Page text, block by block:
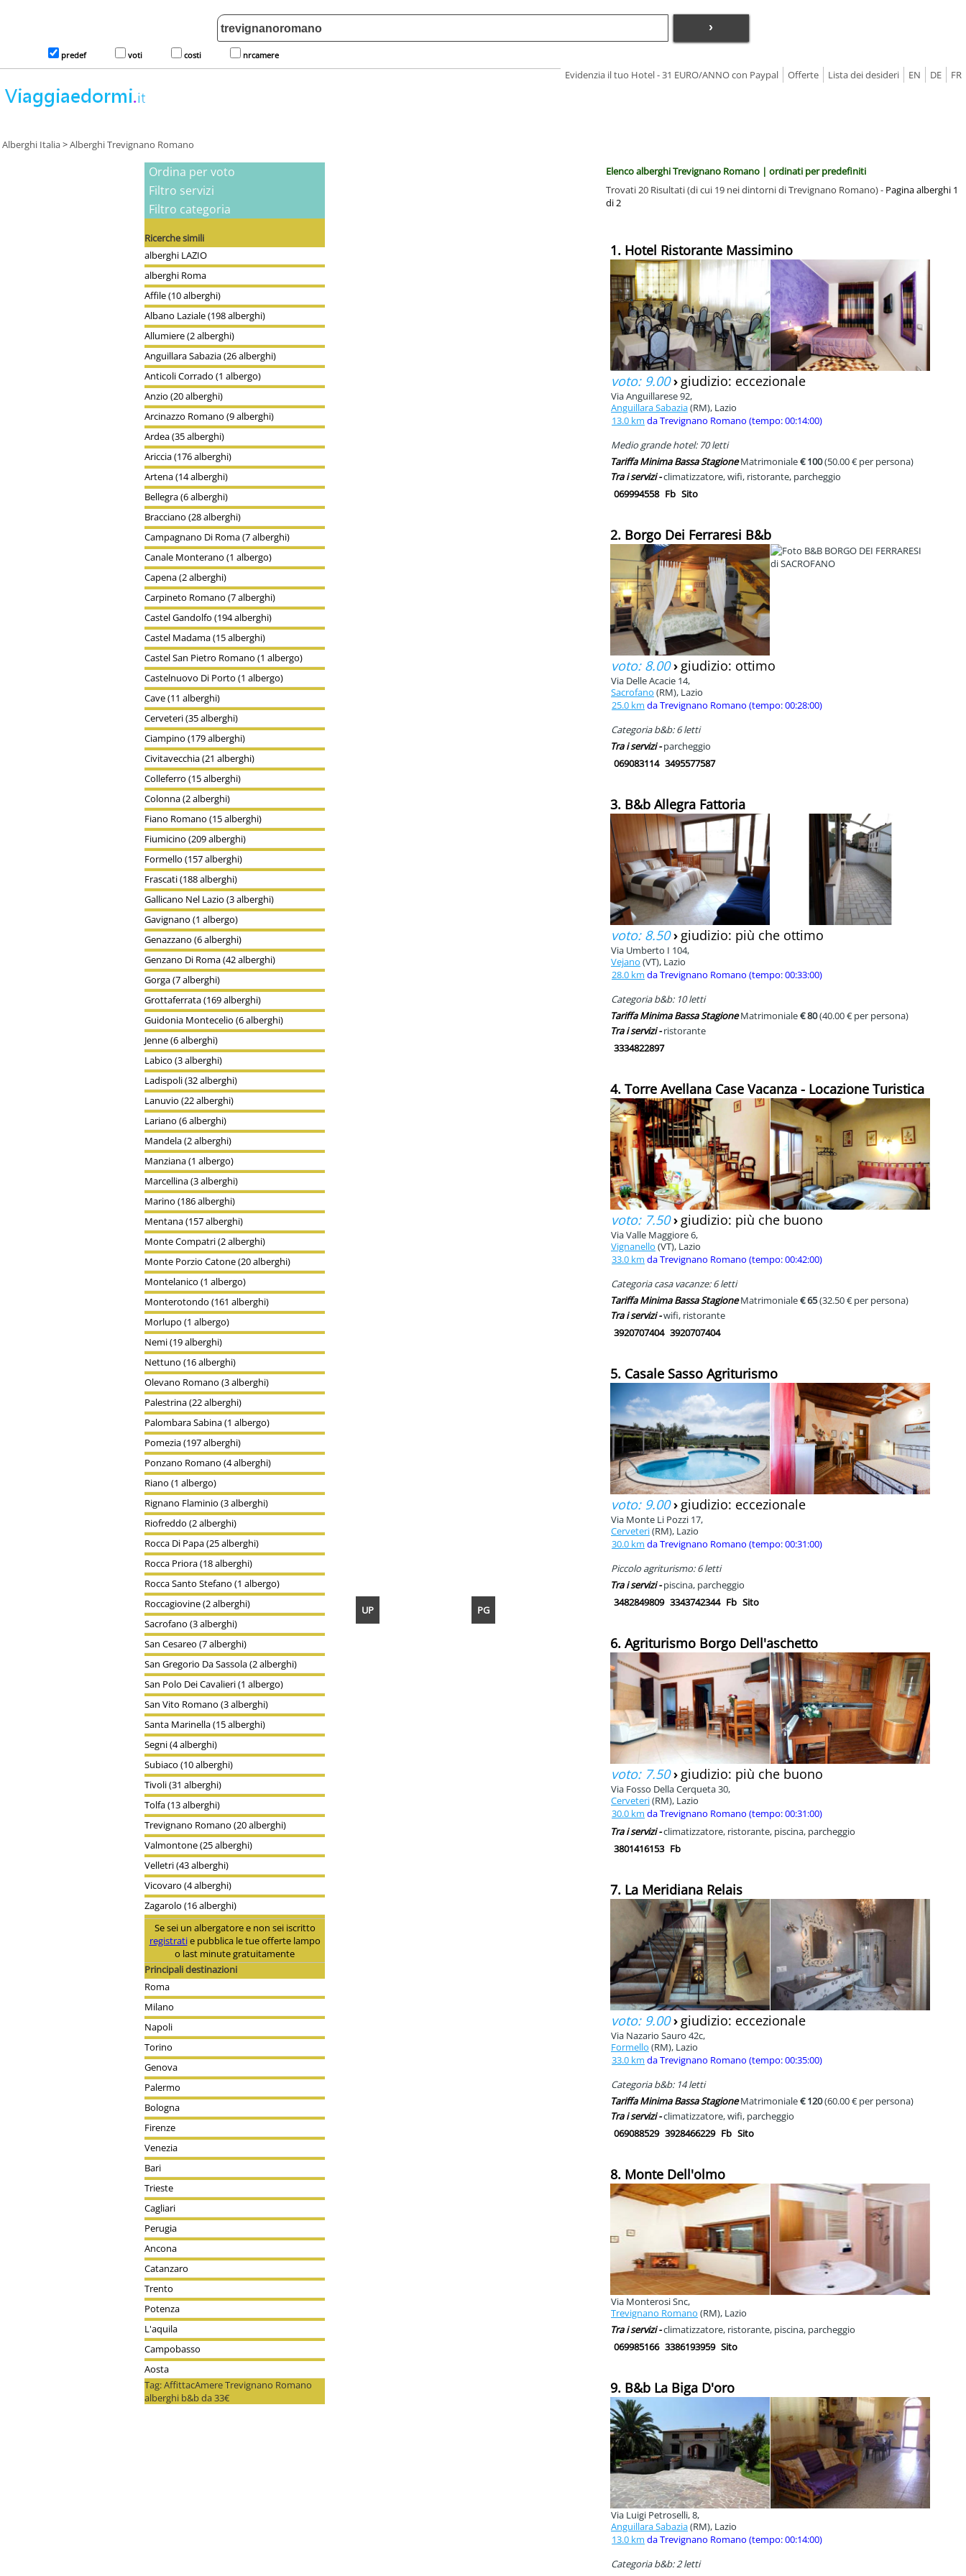
›
predef voti costi nrcamere
FR
DE
EN
Lista dei desideri
Offerte
Evidenzia il tuo Hotel - 31 EURO/ANNO con Paypal
UP PG
Alberghi Italia>Alberghi Trevignano Romano
Elenco alberghi Trevignano Romano | ordinati per predefiniti
Trovati 20 Risultati (di cui 19 nei dintorni di Trevignano Romano) - Pagina alberghi 1
di 2
1. Hotel Ristorante Massimino
voto: 9.00› giudizio: eccezionale
Via Anguillarese 92,
Anguillara Sabazia(RM), Lazio
13.0 km da Trevignano Romano (tempo: 00:14:00)
Medio grande hotel: 70 letti
Tariffa Minima Bassa StagioneMatrimoniale€ 100(50.00 € per persona)
Tra i servizi -climatizzatore, wifi, ristorante, parcheggio
069994558 Fb Sito
2. Borgo Dei Ferraresi B&b
voto: 8.00› giudizio: ottimo
Via Delle Acacie 14,
Sacrofano (RM), Lazio
25.0 km da Trevignano Romano (tempo: 00:28:00)
Categoria b&b: 6 letti
Tra i servizi -parcheggio
069083114 3495577587
3. B&b Allegra Fattoria
voto: 8.50› giudizio: più che ottimo
Via Umberto I 104,
Vejano (VT), Lazio
28.0 km da Trevignano Romano (tempo: 00:33:00)
Categoria b&b: 10 letti
Tariffa Minima Bassa StagioneMatrimoniale€ 80(40.00 € per persona)
Tra i servizi -ristorante
3334822897
4. Torre Avellana Case Vacanza - Locazione Turistica
voto: 7.50› giudizio: più che buono
Via Valle Maggiore 6,
Vignanello (VT), Lazio
33.0 km da Trevignano Romano (tempo: 00:42:00)
Categoria casa vacanze: 6 letti
Tariffa Minima Bassa StagioneMatrimoniale€ 65(32.50 € per persona)
Tra i servizi -wifi, ristorante
3920707404 3920707404
5. Casale Sasso Agriturismo
voto: 9.00› giudizio: eccezionale
Via Monte Li Pozzi 17,
Cerveteri(RM), Lazio
30.0 km da Trevignano Romano (tempo: 00:31:00)
Piccolo agriturismo: 6 letti
Tra i servizi -piscina, parcheggio
3482849809 3343742344 Fb Sito
6. Agriturismo Borgo Dell'aschetto
voto: 7.50› giudizio: più che buono
Via Fosso Della Cerqueta 30,
Cerveteri(RM), Lazio
30.0 km da Trevignano Romano (tempo: 00:31:00)
Tra i servizi -climatizzatore, ristorante, piscina, parcheggio
3801416153 Fb
7. La Meridiana Relais
voto: 9.00› giudizio: eccezionale
Via Nazario Sauro 42c,
Formello (RM), Lazio
33.0 km da Trevignano Romano (tempo: 00:35:00)
Categoria b&b: 14 letti
Tariffa Minima Bassa StagioneMatrimoniale€ 120(60.00 € per persona)
Tra i servizi -climatizzatore, wifi, parcheggio
069088529 3928466229 Fb Sito
8. Monte Dell'olmo
Via Monterosi Snc,
Trevignano Romano (RM), Lazio
Tra i servizi -climatizzatore, ristorante, piscina, parcheggio
069985166 3386193959 Sito
9. B&b La Biga D'oro
Via Luigi Petroselli, 8,
Anguillara Sabazia(RM), Lazio
13.0 km da Trevignano Romano (tempo: 00:14:00)
Categoria b&b: 2 letti
Ordina per voto
Filtro servizi
Filtro categoria
Ricerche simili
alberghi LAZIO
alberghi Roma
Affile (10 alberghi)
Albano Laziale (198 alberghi)
Allumiere (2 alberghi)
Anguillara Sabazia (26 alberghi)
Anticoli Corrado (1 albergo)
Anzio (20 alberghi)
Arcinazzo Romano (9 alberghi)
Ardea (35 alberghi)
Ariccia (176 alberghi)
Artena (14 alberghi)
Bellegra (6 alberghi)
Bracciano (28 alberghi)
Campagnano Di Roma (7 alberghi)
Canale Monterano (1 albergo)
Capena (2 alberghi)
Carpineto Romano (7 alberghi)
Castel Gandolfo (194 alberghi)
Castel Madama (15 alberghi)
Castel San Pietro Romano (1 albergo)
Castelnuovo Di Porto (1 albergo)
Cave (11 alberghi)
Cerveteri (35 alberghi)
Ciampino (179 alberghi)
Civitavecchia (21 alberghi)
Colleferro (15 alberghi)
Colonna (2 alberghi)
Fiano Romano (15 alberghi)
Fiumicino (209 alberghi)
Formello (157 alberghi)
Frascati (188 alberghi)
Gallicano Nel Lazio (3 alberghi)
Gavignano (1 albergo)
Genazzano (6 alberghi)
Genzano Di Roma (42 alberghi)
Gorga (7 alberghi)
Grottaferrata (169 alberghi)
Guidonia Montecelio (6 alberghi)
Jenne (6 alberghi)
Labico (3 alberghi)
Ladispoli (32 alberghi)
Lanuvio (22 alberghi)
Lariano (6 alberghi)
Mandela (2 alberghi)
Manziana (1 albergo)
Marcellina (3 alberghi)
Marino (186 alberghi)
Mentana (157 alberghi)
Monte Compatri (2 alberghi)
Monte Porzio Catone (20 alberghi)
Montelanico (1 albergo)
Monterotondo (161 alberghi)
Morlupo (1 albergo)
Nemi (19 alberghi)
Nettuno (16 alberghi)
Olevano Romano (3 alberghi)
Palestrina (22 alberghi)
Palombara Sabina (1 albergo)
Pomezia (197 alberghi)
Ponzano Romano (4 alberghi)
Riano (1 albergo)
Rignano Flaminio (3 alberghi)
Riofreddo (2 alberghi)
Rocca Di Papa (25 alberghi)
Rocca Priora (18 alberghi)
Rocca Santo Stefano (1 albergo)
Roccagiovine (2 alberghi)
Sacrofano (3 alberghi)
San Cesareo (7 alberghi)
San Gregorio Da Sassola (2 alberghi)
San Polo Dei Cavalieri (1 albergo)
San Vito Romano (3 alberghi)
Santa Marinella (15 alberghi)
Segni (4 alberghi)
Subiaco (10 alberghi)
Tivoli (31 alberghi)
Tolfa (13 alberghi)
Trevignano Romano (20 alberghi)
Valmontone (25 alberghi)
Velletri (43 alberghi)
Vicovaro (4 alberghi)
Zagarolo (16 alberghi)
Se sei un albergatore e non sei iscritto
registratie pubblica le tue offerte lampo
o last minute gratuitamente
Principali destinazioni
Roma
Milano
Napoli
Torino
Genova
Palermo
Bologna
Firenze
Venezia
Bari
Trieste
Cagliari
Perugia
Ancona
Catanzaro
Trento
Potenza
L'aquila
Campobasso
Aosta
Tag: AffittacAmere Trevignano Romano
alberghi b&b da 33€